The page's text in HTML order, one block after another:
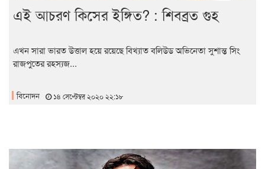
এই আচরণ কিসের ইঙ্গিত? : শিবব্রত গুহ
এখন সারা ভারত উত্তাল হয়ে রয়েছে বিখ্যাত বলিউড অভিনেতা সুশান্ত সিং
রাজপুতের রহস্যজ...
বিনোদন ১৪ সেপ্টেম্বর ২০২০ ২২:১৮